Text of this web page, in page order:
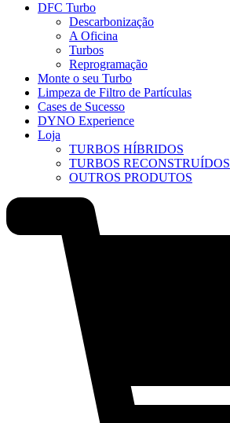
DFC Turbo
Descarbonização
A Oficina
Turbos
Reprogramação
Monte o seu Turbo
Limpeza de Filtro de Partículas
Cases de Sucesso
DYNO Experience
Loja
TURBOS HÍBRIDOS
TURBOS RECONSTRUÍDOS
OUTROS PRODUTOS